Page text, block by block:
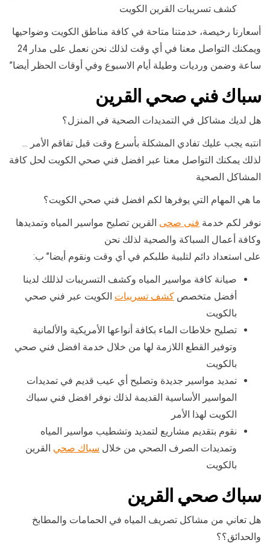
كشف تسريبات القرين الكويت
أسعارنا رخيصة، خدمتنا متاحة في كافة مناطق الكويت وضواحيها
ويمكنك التواصل معنا في أي وقت لذلك نحن نعمل على مدار 24
ساعة وضمن ورديات وطيلة أيام الاسبوع وفي أوقات الحظر أيضا”
سباك فني صحي القرين
هل لديك مشاكل في التمديدات الصحية في المنزل؟
انتبه يجب عليك تفادي المشكلة بأسرع وقت قبل تفاقم الأمر …
لذلك يمكنك التواصل معنا عبر افضل فني صحي الكويت لحل كافة
المشاكل الصحية
ما هي المهام التي يوفرها لكم افضل فني صحي الكويت؟
نوفر لكم خدمة فنى صحى القرين تصليح مواسير المياه وتمديدها
وكافة أعمال السباكة والصحية لذلك نحن
على استعداد دائم لتلبية طلبكم في أي وقت ونقوم أيضا” ب:
صيانة كافة مواسير المياه وكشف التسريبات لذللك لدينا
أفضل متخصص كشف تسريبات الكويت عبر فني صحي
بالكويت
تصليح خلاطات الماء بكافة أنواعها الأمريكية والألمانية
وتوفير القطع اللازمة لها من خلال خدمة افضل فني صحي
بالكويت
تمديد مواسير جديدة وتصليح أي عيب قديم في تمديدات
المواسير الأساسية القديمة لذلك نوفر افضل فني سباك
الكويت لهذا الأمر
نقوم بتقديم مشاريع لتمديد وتشطيب مواسير المياه
وتمديدات الصرف الصحي من خلال سباك صحي القرين
بالكويت
سباك صحي القرين
هل تعاني من مشاكل تصريف المياه في الحمامات والمطابخ
والحدائق؟؟